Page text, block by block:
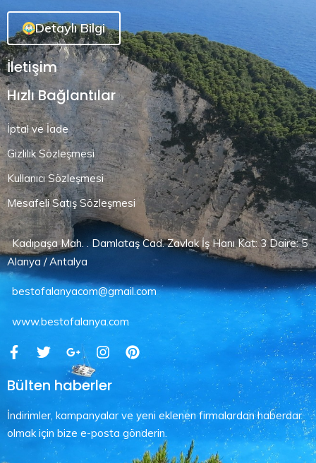
Detaylı Bilgi
İletişim
Hızlı Bağlantılar
İptal ve İade
Gizlilik Sözleşmesi
Kullanıcı Sözleşmesi
Mesafeli Satış Sözleşmesi
Kadıpaşa Mah. . Damlataş Cad. Zavlak İş Hanı Kat: 3 Daire: 5
Alanya / Antalya
bestofalanyacom@gmail.com
www.bestofalanya.com
Bülten haberler
İndirimler, kampanyalar ve yeni eklenen firmalardan haberdar
olmak için bize e-posta gönderin.